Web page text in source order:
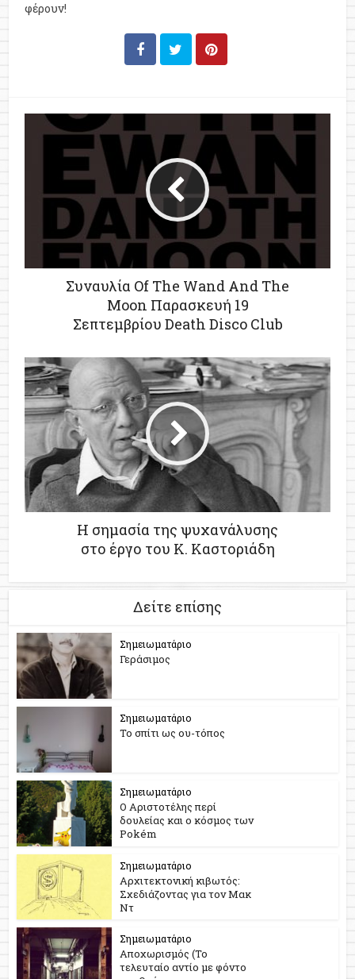
φέρουν!
Συναυλία Of The Wand And The
Moon Παρασκευή 19
Η σημασία της ψυχανάλυσης
στο έργο του Κ. Καστοριάδη
Δείτε επίσης
Σημειωματάριο
Γεράσιμος
Σημειωματάριο
Το σπίτι ως ου-τόπος
Σημειωματάριο
Ο Αριστοτέλης περί
δουλείας και ο κόσμος των
Pokém
Σημειωματάριο
Αρχιτεκτονική κιβωτός:
Σχεδιάζοντας για τον Μακ
Ντ
Σημειωματάριο
Αποχωρισμός (Το
τελευταίο αντίο με φόντο